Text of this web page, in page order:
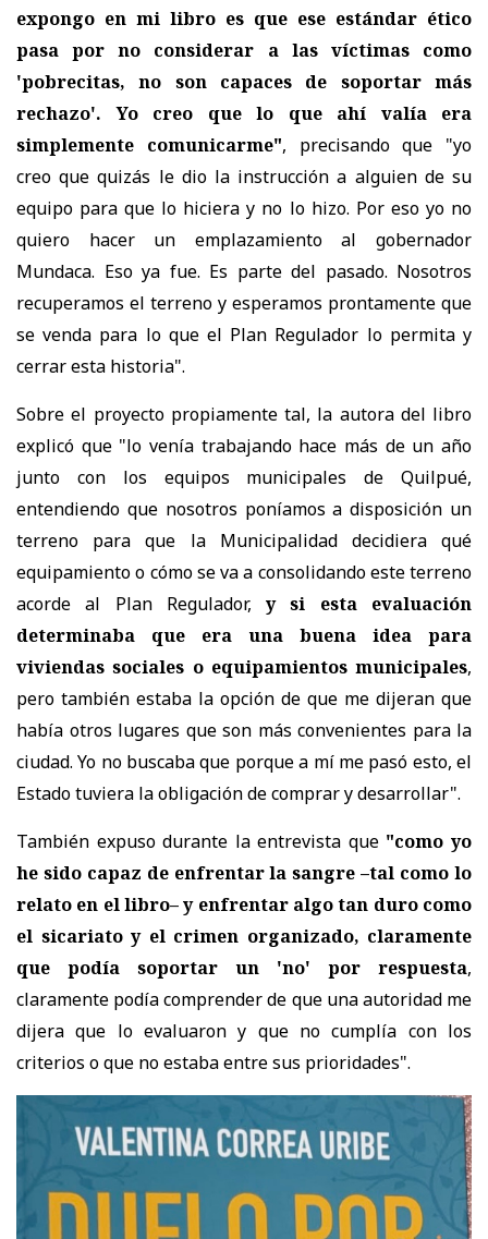
expongo en mi libro es que ese estándar ético
pasa por no considerar a las víctimas como
'pobrecitas, no son capaces de soportar más
rechazo'. Yo creo que lo que ahí valía era
simplemente comunicarme", precisando que "yo
creo que quizás le dio la instrucción a alguien de su
equipo para que lo hiciera y no lo hizo. Por eso yo no
quiero hacer un emplazamiento al gobernador
Mundaca. Eso ya fue. Es parte del pasado. Nosotros
recuperamos el terreno y esperamos prontamente que
se venda para lo que el Plan Regulador lo permita y
cerrar esta historia".
Sobre el proyecto propiamente tal, la autora del libro
explicó que "lo venía trabajando hace más de un año
junto con los equipos municipales de Quilpué,
entendiendo que nosotros poníamos a disposición un
terreno para que la Municipalidad decidiera qué
equipamiento o cómo se va a consolidando este terreno
acorde al Plan Regulador, y si esta evaluación
determinaba que era una buena idea para
viviendas sociales o equipamientos municipales,
pero también estaba la opción de que me dijeran que
había otros lugares que son más convenientes para la
ciudad. Yo no buscaba que porque a mí me pasó esto, el
Estado tuviera la obligación de comprar y desarrollar".
También expuso durante la entrevista que "como yo
he sido capaz de enfrentar la sangre –tal como lo
relato en el libro– y enfrentar algo tan duro como
el sicariato y el crimen organizado, claramente
que podía soportar un 'no' por respuesta,
claramente podía comprender de que una autoridad me
dijera que lo evaluaron y que no cumplía con los
criterios o que no estaba entre sus prioridades".